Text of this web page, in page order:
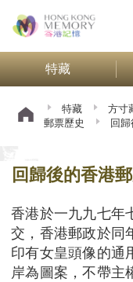
特藏
特藏 方寸
郵票歷史
回
回歸後的香港
香港於一九九七年
交，香港郵政於同
印有女皇頭像的通
岸為圖案，不帶主